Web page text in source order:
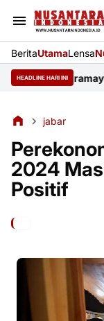
BeritaUtamaLensa
HEADLINE HARI INI
Indramayu
jabar
2024
Positif